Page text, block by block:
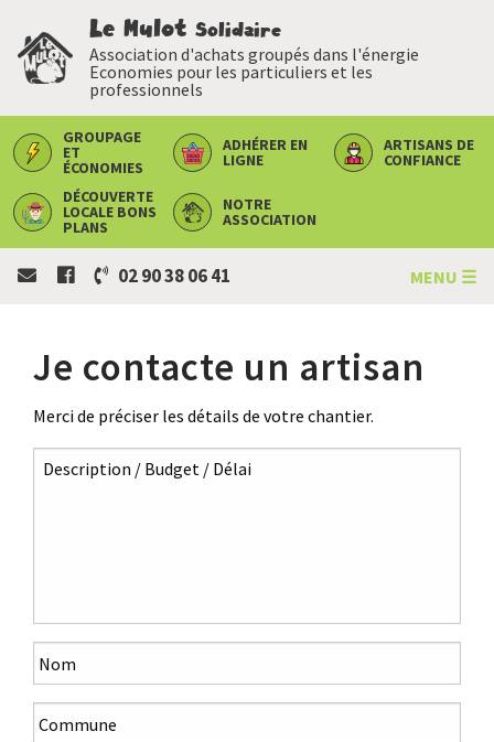
Le Mulot Solidaire
Association d'achats groupés dans l'énergie
Economies pour les particuliers et les
professionnels
GROUPAGE
ET
ÉCONOMIES
ADHÉRER EN
LIGNE
ARTISANS DE
CONFIANCE
DÉCOUVERTE
LOCALE BONS
PLANS
NOTRE
ASSOCIATION
02 90 38 06 41 MENU ☰
Je contacte un artisan
Merci de préciser les détails de votre chantier.